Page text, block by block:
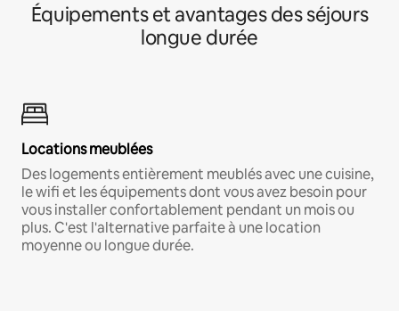
Équipements et avantages des séjours
longue durée
Locations meublées
Des logements entièrement meublés avec une cuisine,
le wifi et les équipements dont vous avez besoin pour
vous installer confortablement pendant un mois ou
plus. C'est l'alternative parfaite à une location
moyenne ou longue durée.